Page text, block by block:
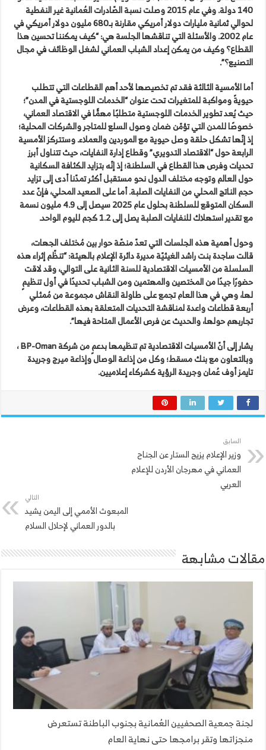
140 دولة. وفي عام 2015 وصلت نسبة الصّادرات العُمانية غير النفطية
لحوالي ثمانية مليارات دولار أمريكي مقارنة بـ680 مليون دولار أمريكي في
عام 2002. والأسئلة التي تناقشها الجلسة هي: “كيف يمكننا تحسين هذا
القطاع؟ وكيف من يمكن إعداد الشباب العماني لشغل الوظائف في مجال
التصنيع؟”.
أما الأمسية الثالثة فقد تم تخصيصها لأحد أهم القطاعات التي تتطلب
حيويةً ومواكبة للمتغيرات تحت عنوان “الخدمات اللوجستية في المدن”؛
حيث يُعد تطوير الخدمات اللوجستية متطلبًا مهمًّا في الاقتصاد العماني،
خصوصًا للمدن التي تؤمّن ضمان وصول السلع للمتاجر والشركات المحلية؛
إذ إنّها تشكل حلقة وصل حيوية مع الموردين والعملاء. وستتركز الأمسية
الرابعة حول “الاقتصاد التدويري” وقطاع إدارة النفايات، حيث تتناول أبرز
تحديات وفرص هذا القطاع في السلطنة؛ إذ إنّه بتزايد الكثافة السكانية
حول العالم وتوجه مختلف الدول نحو مستقبل أكثر تمدّنا أدى إلى تزايد
حجم الناتج المحلي من النفايات الصلبة. أما على الصعيد المحلي، فإنّ عدد
السكان المتوقع للسلطنة بحلول عام 2025 سيصل إلى 4.9 مليون نسمة
مع تقدير استهلاك للنفايات الصلبة يصل إلى 1.2 كجم لليوم الواحد.
وحول أهمية هذه الجلسات التي تعدّ منصّة حوار بين مُختلف الجهات،
قالت ساجدة بنت راشد الغيثيّة مديرة دائرة الإعلام بالهيئة: “تنظّم إثراء هذه
السلسلة من الأمسيات الاقتصادية للسنة الثانية على التوالي، وقد لاقت
حضورًا جيدًا من المختصين والمهتمين ومن الشباب تحديدًا في أول تنظيمٍ
لها، وهي في هذا العام تجمع على طاولة النقاش مجموعة من مُمثلي
أربعة قطاعات واعدة لمناقشة التحديات المتعلقة بهذه القطاعات، وعرض
تجاربهم حولها، والحديث عن فرص الأعمال المتاحة فيها”.
يشار إلى أنّ الأمسيات الاقتصادية تم تنظيمها بدعمٍ من شركةBP-Oman،
وبالتعاون مع بنك مسقط؛ وكل من إذاعة الوصال وإذاعة ميرج وجريدة
تايمز أوف عُمان وجريدة الرؤية كشركاء إعلاميين.
السابق
وزير الإعلام يزيح الستار عن الجناح
العماني في مهرجان الأردن للإعلام
العربي
التالي
المبعوث الأممي إلى اليمن يشيد
بالدور العماني لإحلال السلام
مقالات مشابهة
لجنة جمعية الصحفيين العُمانية بجنوب الباطنة تستعرض
منجزاتها وتقر برامجها حتى نهاية العام